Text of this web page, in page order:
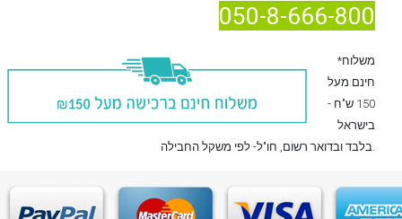
050-8-666-800
*משלוח
חינם מעל
150 ש"ח -
בישראל
בלבדובדואר רשום , חו"ל- לפי משקל החבילה.